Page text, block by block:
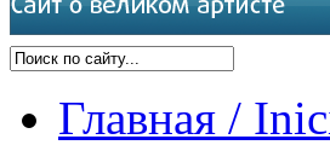
Главная /